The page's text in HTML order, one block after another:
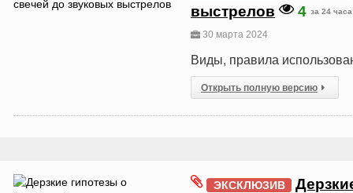
выстрелов
4 за 24 часа
30 марта 2024
Виды, правила
Открыть полную версию
ЭКСКЛЮЗИВ